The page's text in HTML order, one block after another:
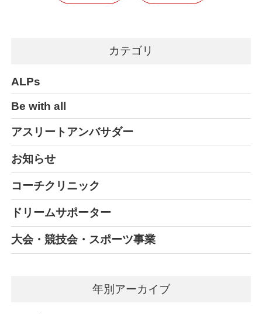
カテゴリ
ALPs
Be with all
アスリートアンバサダー
お知らせ
コーチクリニック
ドリームサポーター
大会・競技会・スポーツ事業
年別アーカイブ